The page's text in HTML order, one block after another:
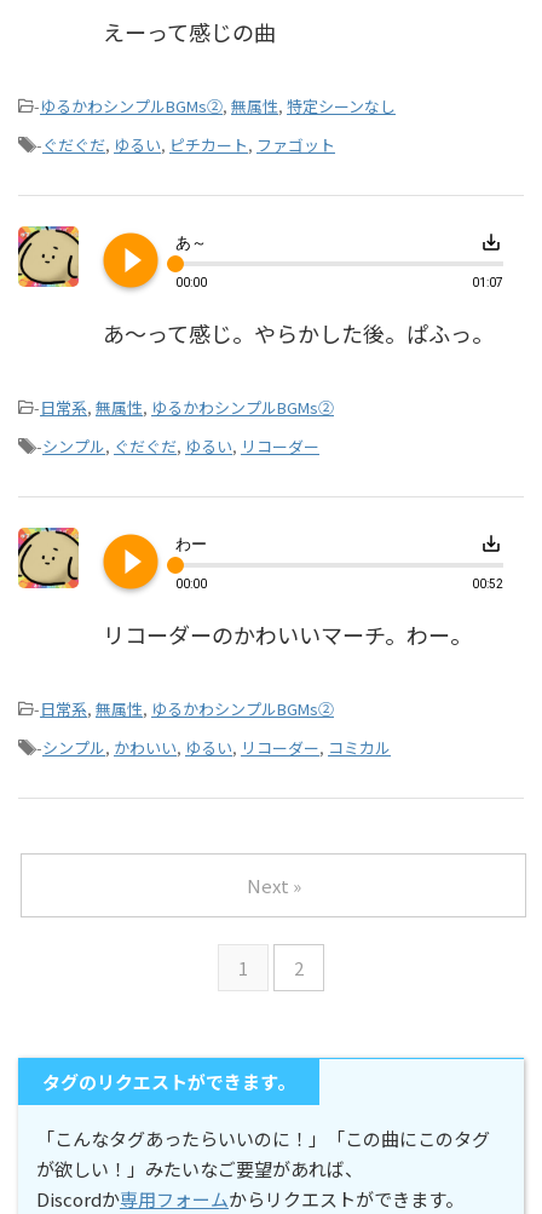
えーって感じの曲
-ゆるかわシンプルBGMs②, 無属性, 特定シーンなし
-ぐだぐだ, ゆるい, ピチカート, ファゴット
play_circle_filled あ～ save_alt
00:00 01:07
あ～って感じ。やらかした後。ぱふっ。
-日常系, 無属性, ゆるかわシンプルBGMs②
-シンプル, ぐだぐだ, ゆるい, リコーダー
play_circle_filled わー save_alt
00:00 00:52
リコーダーのかわいいマーチ。わー。
-日常系, 無属性, ゆるかわシンプルBGMs②
-シンプル, かわいい, ゆるい, リコーダー, コミカル
1 2
Next »
タグのリクエストができます。
「こんなタグあったらいいのに！」「この曲にこのタグ
が欲しい！」みたいなご要望があれば、
Discordか専用フォームからリクエストができます。